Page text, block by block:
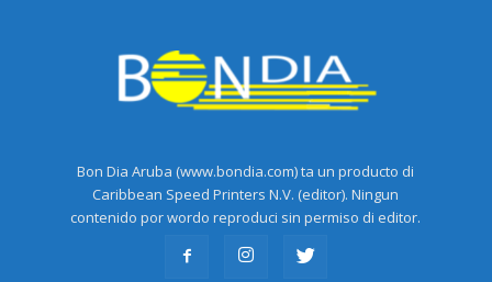
Bon Dia Aruba (www.bondia.com) ta un producto di
Caribbean Speed Printers N.V. (editor). Ningun
contenido por wordo reproduci sin permiso di editor.